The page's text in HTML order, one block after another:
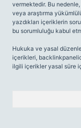
vermektedir. Bu
veya araştırma
yazdıkları içeriklerin
bu sorumluluğu kabul
Hukuka ve yasal
içerikleri,
ilgili içerikler yasal süre